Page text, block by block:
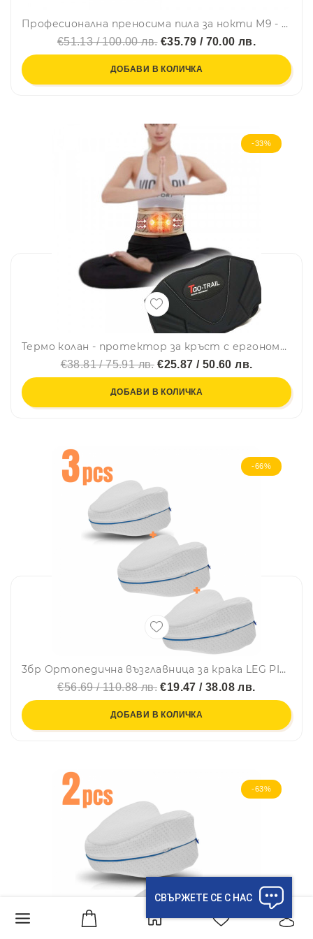
Професионална преносима пила за нокти М9 - Маникюр, Педикюр, 35000 оборота в минута
€51.13 / 100.00 лв.€35.79 / 70.00 лв.
ДОБАВИ В КОЛИЧКА
-33%
Термо колан - протектор за кръст с ергономичен дизайн PA513 - 181394
€38.81 / 75.91 лв.€25.87 / 50.60 лв.
ДОБАВИ В КОЛИЧКА
-66%
3бр Ортопедична възглавница за крака LEG PILLOW, лекува тялото по време на сън
€56.69 / 110.88 лв. €19.47 / 38.08 лв.
ДОБАВИ В КОЛИЧКА
-63%
СВЪРЖЕТЕ СЕ С НАС